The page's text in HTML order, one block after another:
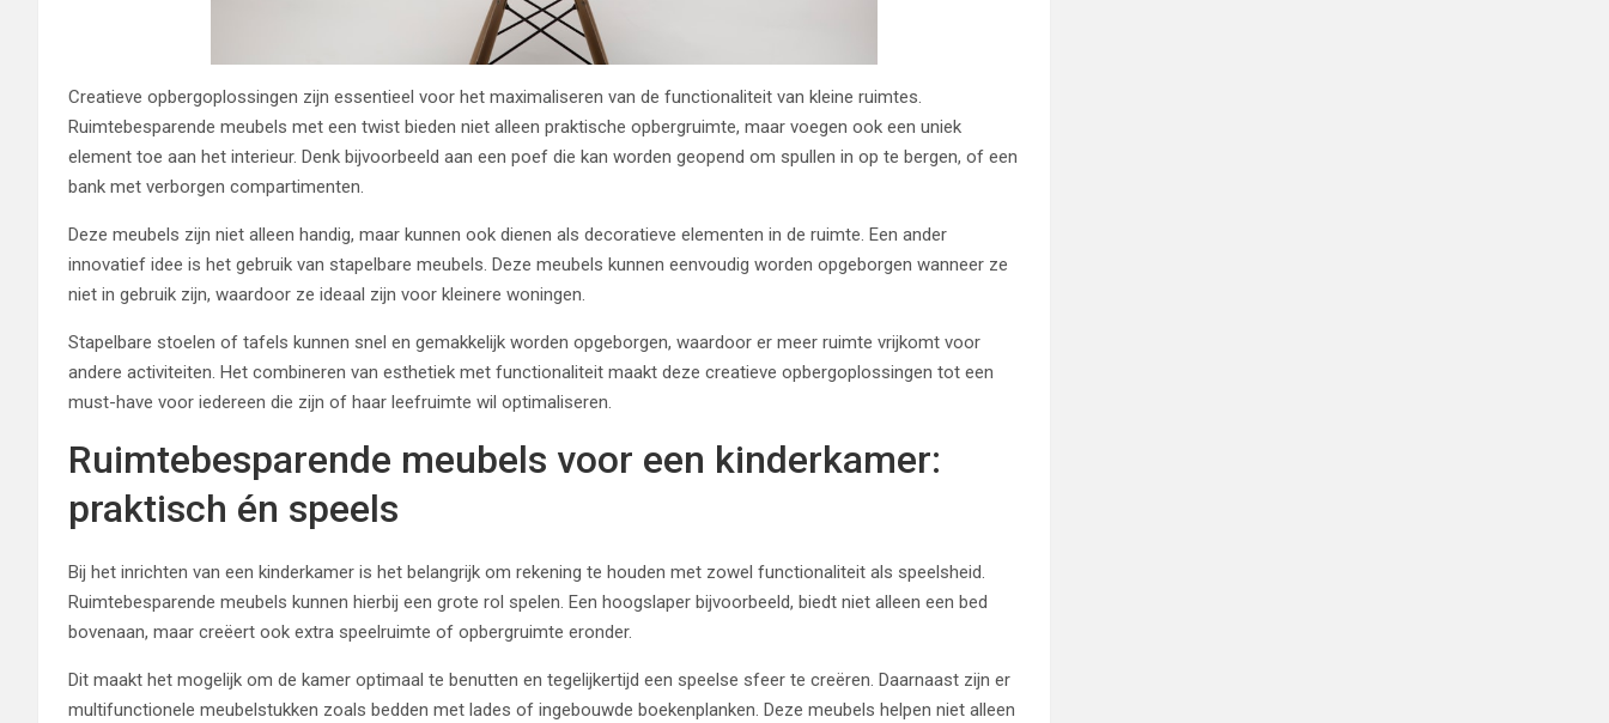
Creatieve opbergoplossingen zijn essentieel voor het maximaliseren van de functionaliteit van kleine ruimtes.
Ruimtebesparende meubels met een twist bieden niet alleen praktische opbergruimte, maar voegen ook een uniek
element toe aan het interieur. Denk bijvoorbeeld aan een poef die kan worden geopend om spullen in op te bergen, of een
bank met verborgen compartimenten.
Deze meubels zijn niet alleen handig, maar kunnen ook dienen als decoratieve elementen in de ruimte. Een ander
innovatief idee is het gebruik van stapelbare meubels. Deze meubels kunnen eenvoudig worden opgeborgen wanneer ze
niet in gebruik zijn, waardoor ze ideaal zijn voor kleinere woningen.
Stapelbare stoelen of tafels kunnen snel en gemakkelijk worden opgeborgen, waardoor er meer ruimte vrijkomt voor
andere activiteiten. Het combineren van esthetiek met functionaliteit maakt deze creatieve opbergoplossingen tot een
must-have voor iedereen die zijn of haar leefruimte wil optimaliseren.
Ruimtebesparende meubels voor een kinderkamer:
praktisch én speels
Bij het inrichten van een kinderkamer is het belangrijk om rekening te houden met zowel functionaliteit als speelsheid.
Ruimtebesparende meubels kunnen hierbij een grote rol spelen. Een hoogslaper bijvoorbeeld, biedt niet alleen een bed
bovenaan, maar creëert ook extra speelruimte of opbergruimte eronder.
Dit maakt het mogelijk om de kamer optimaal te benutten en tegelijkertijd een speelse sfeer te creëren. Daarnaast zijn er
multifunctionele meubelstukken zoals bedden met lades of ingebouwde boekenplanken. Deze meubels helpen niet alleen